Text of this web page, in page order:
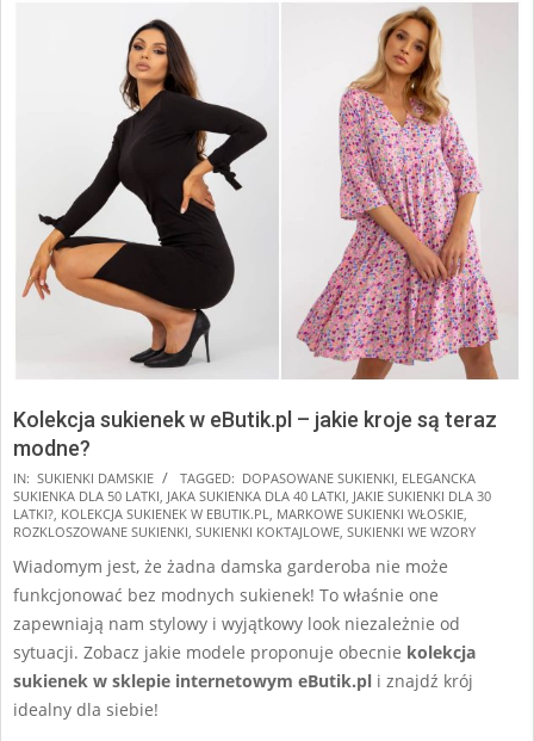
Kolekcja sukienek w eButik.pl – jakie kroje są teraz
modne?
2025-
12-
10
IN: SUKIENKI DAMSKIE TAGGED: DOPASOWANE SUKIENKI ELEGANCKA
SUKIENKA DLA 50 LATKI JAKA SUKIENKA DLA 40 LATKI JAKIE SUKIENKI DLA 30
LATKI? KOLEKCJA SUKIENEK W EBUTIK.PL MARKOWE SUKIENKI WŁOSKIE
ROZKLOSZOWANE SUKIENKI SUKIENKI KOKTAJLOWE SUKIENKI WE WZORY
Wiadomym jest, że żadna damska garderoba nie może
funkcjonować bez modnych sukienek! To właśnie one
zapewniają nam stylowy i wyjątkowy look niezależnie od
sytuacji. Zobacz jakie modele proponuje obecnie kolekcja
sukienek w sklepie internetowym eButik.pl i znajdź krój
idealny dla siebie!